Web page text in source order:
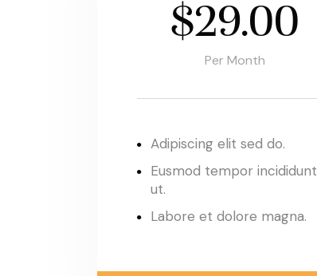
$29.00
Per Month
Adipiscing elit sed do.
Eusmod tempor incididunt
ut.
Labore et dolore magna.